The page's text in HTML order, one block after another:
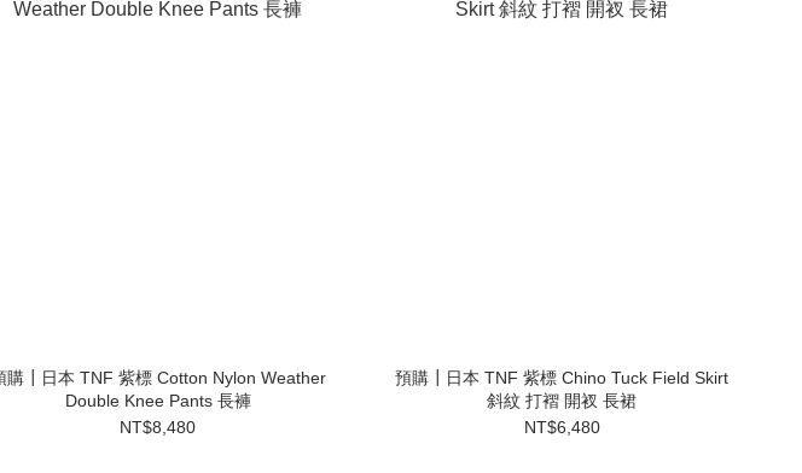
購┃日本 TNF 紫標 Cotton Nylon Weather
Double Knee Pants 長褲
NT$8,480
預購┃日本 TNF 紫標 Chino Tuck Field Skirt
斜紋 打褶 開衩 長裙
NT$6,480